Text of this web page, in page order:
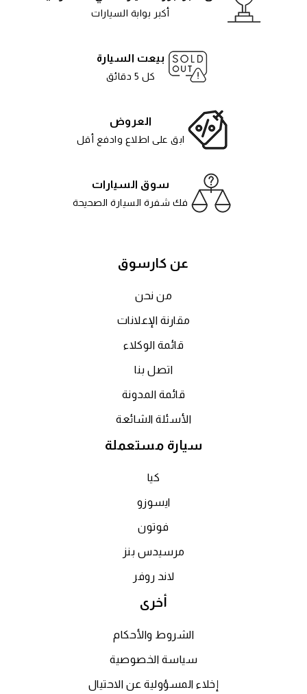
أكبر بوابة السيارات
بيعت السيارة
كل 5 دقائق
العروض
ابق على اطلاع وادفع أقل
سوق السيارات
فك شفرة السيارة الصحيحة
عن كارسوق
من نحن
مقارنة الإعلانات
قائمة الوكلاء
اتصل بنا
قائمة المدونة
الأسئلة الشائعة
سيارة مستعملة
كيا
ايسوزو
فوتون
مرسيدس بنز
لاند روفر
أخرى
الشروط والأحكام
سياسة الخصوصية
إخلاء المسؤولية عن الاحتيال